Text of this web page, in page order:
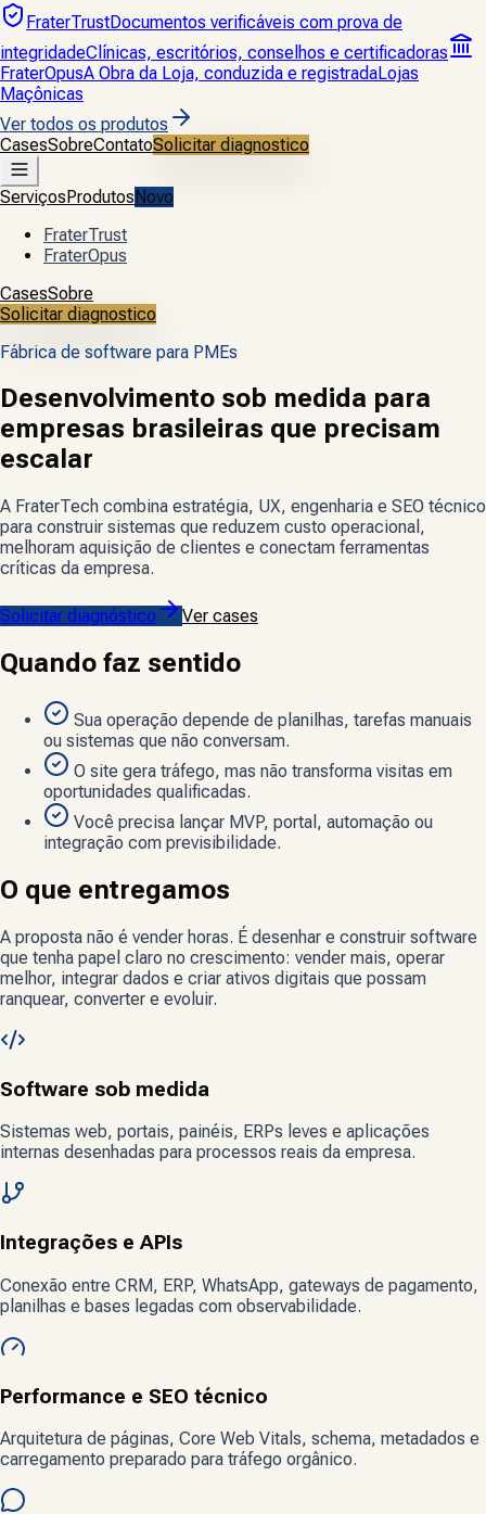
FraterTrustDocumentos verificáveis com prova de
integridadeClínicas, escritórios, conselhos e certificadoras
FraterOpusA Obra da Loja, conduzida e registradaLojas
Maçônicas
Ver todos os produtos
CasesSobreContatoSolicitar diagnostico
ServiçosProdutosNovo
FraterTrust
FraterOpus
CasesSobre
Solicitar diagnostico
Fábrica de software para PMEs
Desenvolvimento sob medida para
empresas brasileiras que precisam
escalar
A FraterTech combina estratégia, UX, engenharia e SEO técnico
para construir sistemas que reduzem custo operacional,
melhoram aquisição de clientes e conectam ferramentas
críticas da empresa.
Solicitar diagnóstico Ver cases
Quando faz sentido
Sua operação depende de planilhas, tarefas manuais
ou sistemas que não conversam.
O site gera tráfego, mas não transforma visitas em
oportunidades qualificadas.
Você precisa lançar MVP, portal, automação ou
integração com previsibilidade.
O que entregamos
A proposta não é vender horas. É desenhar e construir software
que tenha papel claro no crescimento: vender mais, operar
melhor, integrar dados e criar ativos digitais que possam
ranquear, converter e evoluir.
Software sob medida
Sistemas web, portais, painéis, ERPs leves e aplicações
internas desenhadas para processos reais da empresa.
Integrações e APIs
Conexão entre CRM, ERP, WhatsApp, gateways de pagamento,
planilhas e bases legadas com observabilidade.
Performance e SEO técnico
Arquitetura de páginas, Core Web Vitals, schema, metadados e
carregamento preparado para tráfego orgânico.